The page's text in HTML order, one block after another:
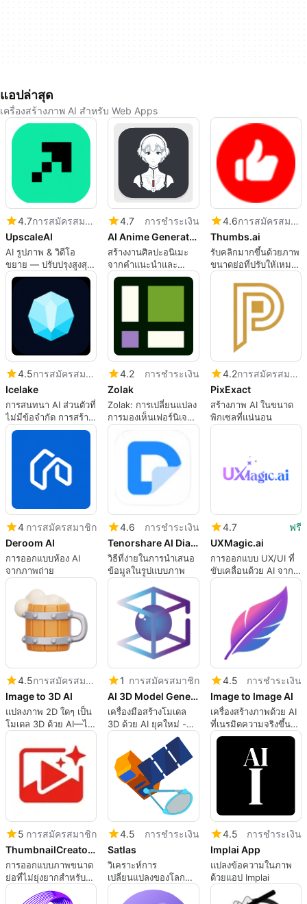
แอปล่าสุด
เครื่องสร้างภาพ AI สำหรับ Web Apps
4.7
การสมัครสมาชิก
UpscaleAI
AI รูปภาพ & วิดีโอ
ขยาย — ปรับปรุงสูงสุด
ถึง 8K | UpscaleAI
4.7
การชำระเงิน
AI Anime Generator Cloud
สร้างงานศิลปะอนิเมะ
จากคำแนะนำและ
ภาพถ่ายในคลาวด์
4.6
การสมัครสมาชิก
Thumbs.ai
รับคลิกมากขึ้นด้วยภาพ
ขนาดย่อที่ปรับให้เหมาะ
สมด้วย AI
4.5
การสมัครสมาชิก
Icelake
การสนทนา AI ส่วนตัวที่
ไม่มีข้อจำกัด การสร้าง
ภาพ และการเข้าถึง API
โดยไม่มีการกรอง
โมเดลและไม่มีการเก็บ
ข้อมูลการใช้งานของ
4.2
การชำระเงิน
Zolak
Zolak: การเปลี่ยนแปลง
การมองเห็นเฟอร์นิเจอร์
3D
4.2
การสมัครสมาชิก
PixExact
สร้างภาพ AI ในขนาด
พิกเซลที่แน่นอน
4 การสมัครสมาชิก
Deroom AI
การออกแบบห้อง AI
จากภาพถ่าย
4.6
การชำระเงิน
Tenorshare AI Diagrimo
วิธีที่ง่ายในการนำเสนอ
ข้อมูลในรูปแบบภาพ
4.7
ฟรี
UXMagic.ai
การออกแบบ UX/UI ที่
ขับเคลื่อนด้วย AI จาก
ข้อความไปยังหน้าจอที่
พร้อมใช้งานในการผลิต
4.5
การสมัครสมาชิก
Image to 3D AI
แปลงภาพ 2D ใดๆ เป็น
โมเดล 3D ด้วย AI—ไม่
ต้องมีทักษะ.
1 การสมัครสมาชิก
AI 3D Model Generator
เครื่องมือสร้างโมเดล
3D ด้วย AI ยุคใหม่ -
สร้างโมเดล 3D สุด
อลังการได้ในไม่กี่วินาที
4.5
การชำระเงิน
Image to Image AI
เครื่องสร้างภาพด้วย AI
ที่เนรมิตความจริงขึ้น
ใหม่ได้ด้วยคำสั่งเพียง
บรรทัดเดียว
5 การสมัครสมาชิก
ThumbnailCreator.comv1.1
การออกแบบภาพขนาด
ย่อที่ไม่ยุ่งยากสำหรับผู้
สร้าง YouTube
4.5
การชำระเงิน
Satlas
วิเคราะห์การ
เปลี่ยนแปลงของโลก
ด้วยเครื่องมือ Satlas AI
4.5
การชำระเงิน
Implai App
แปลงข้อความในภาพ
ด้วยแอป Implai